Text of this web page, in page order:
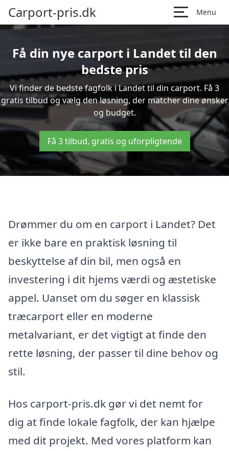
Carport-pris.dk Menu
Få din nye carport i Landet til den
bedste pris
Vi finder de bedste fagfolk i Landet til din carport. Få 3
gratis tilbud og vælg den løsning, der matcher dine ønsker
og budget.
Få 3 tilbud, gratis og uforpligtende
Drømmer du om en carport i Landet? Det
er ikke bare en praktisk løsning til
beskyttelse af din bil, men også en
investering i dit hjems værdi og æstetiske
appel. Uanset om du søger en klassisk
træcarport eller en moderne
metalvariant, er det vigtigt at finde den
rette løsning, der passer til dine behov og
stil.
Hos carport-pris.dk gør vi det nemt for
dig at finde lokale fagfolk, der kan hjælpe
med dit projekt. Med vores platform kan